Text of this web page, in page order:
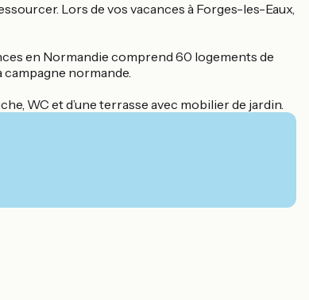
Lors de vos vacances à Forges-les-Eaux,
en Normandie comprend 60 logements de
normande.
WC et d’une terrasse avec mobilier de jardin.